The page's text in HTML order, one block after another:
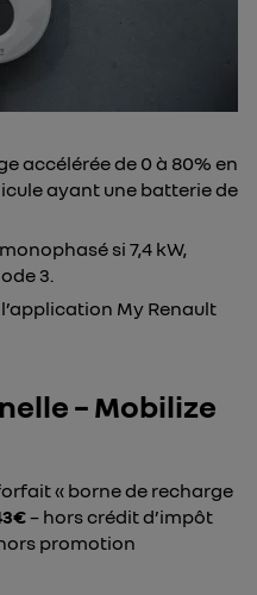
accélérée de 0 à 80% en
ayant une batterie de
si 7,4 kW,
3.
My Renault
– Mobilize
« borne de recharge
– hors crédit d’impôt
promotion